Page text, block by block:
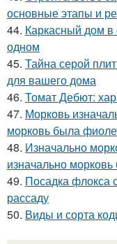
основные этапы и
44. Каркасный дом в
одном
45. Тайна серой
для вашего дома
46. Томат Дебют:
47. Морковь
морковь была
48. Изначально
изначально
49. Посадка флокса
рассаду
50. Виды и сорта